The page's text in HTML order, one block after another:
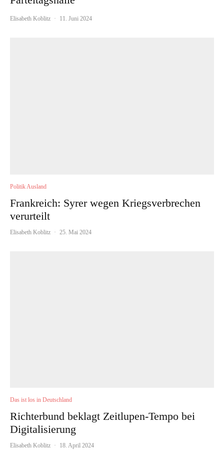
Elisabeth Koblitz · 11. Juni 2024
Politik Ausland
Frankreich: Syrer wegen Kriegsverbrechen
verurteilt
Elisabeth Koblitz · 25. Mai 2024
Das ist los in Deutschland
Richterbund beklagt Zeitlupen-Tempo bei
Digitalisierung
Elisabeth Koblitz · 18. April 2024